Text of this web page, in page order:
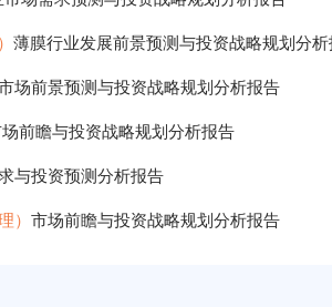
薄膜行业发展前景预测与投资战略规划分
场前景预测与投资战略规划分析报告
前瞻与投资战略规划分析报告
与投资预测分析报告
） 市场前瞻与投资战略规划分析报告